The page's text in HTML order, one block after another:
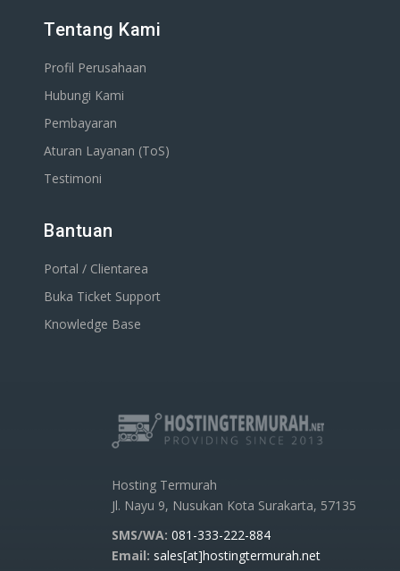
Tentang Kami
Profil Perusahaan
Hubungi Kami
Pembayaran
Aturan Layanan (ToS)
Testimoni
Bantuan
Portal / Clientarea
Buka Ticket Support
Knowledge Base
Hosting Termurah
Jl. Nayu 9, Nusukan Kota Surakarta, 57135
SMS/WA: 081-333-222-884
Email: sales[at]hostingtermurah.net